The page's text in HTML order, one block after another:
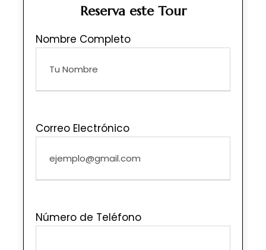
Reserva este Tour
Nombre Completo
Correo Electrónico
Número de Teléfono